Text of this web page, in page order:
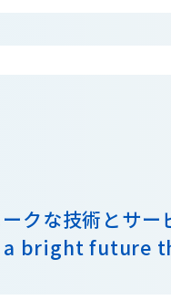
クな技術とサー
bright future